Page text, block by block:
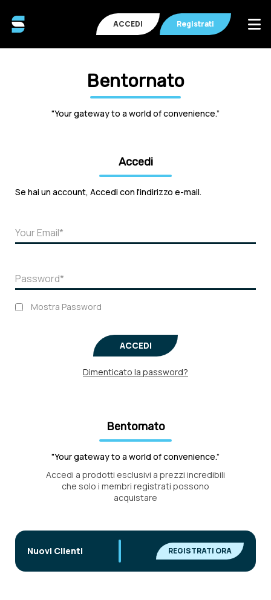
ACCEDI Registrati
Bentornato
"Your gateway to a world of convenience.”
Accedi
Se hai un account, Accedi con l'indirizzo e-mail.
Mostra Password
ACCEDI
Dimenticato la password?
Bentornato
"Your gateway to a world of convenience.”
Accedi a prodotti esclusivi a prezzi incredibili
che solo i membri registrati possono
acquistare
Nuovi Clienti REGISTRATI ORA